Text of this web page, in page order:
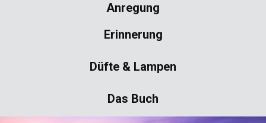
Anregung
Erinnerung
Düfte & Lampen
Das Buch